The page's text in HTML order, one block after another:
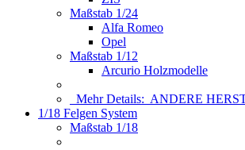
Maßstab 1/24
Alfa Romeo
Opel
Maßstab 1/12
Arcurio Holzmodelle
Mehr Details: ANDERE
1/18 Felgen System
Maßstab 1/18